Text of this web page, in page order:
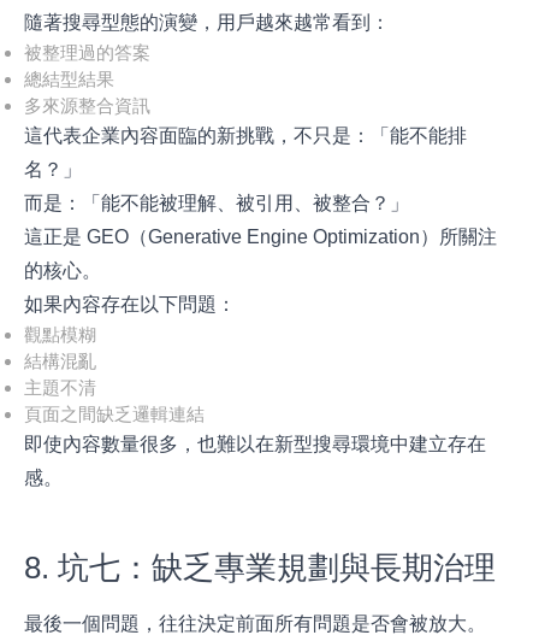
隨著搜尋型態的演變，用戶越來越常看到：
被整理過的答案
總結型結果
多來源整合資訊
這代表企業內容面臨的新挑戰，不只是：「能不能排
名？」
而是：「能不能被理解、被引用、被整合？」
這正是 GEO（Generative Engine Optimization）所關注
的核心。
如果內容存在以下問題：
觀點模糊
結構混亂
主題不清
頁面之間缺乏邏輯連結
即使內容數量很多，也難以在新型搜尋環境中建立存在
感。
8. 坑七：缺乏專業規劃與長期治理
最後一個問題，往往決定前面所有問題是否會被放大。